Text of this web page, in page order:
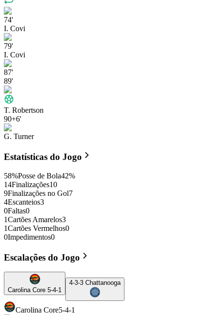
74'
I. Covi
79'
I. Covi
87'
89'
T. Robertson
90+6'
G. Turner
Estatísticas do Jogo
58%Posse de Bola42%
14Finalizações10
9Finalizações no Gol7
4Escanteios3
0Faltas0
1Cartões Amarelos3
1Cartões Vermelhos0
0Impedimentos0
Escalações do Jogo
Carolina Core 5-4-1
4-3-3 Chattanooga
Carolina Core5-4-1